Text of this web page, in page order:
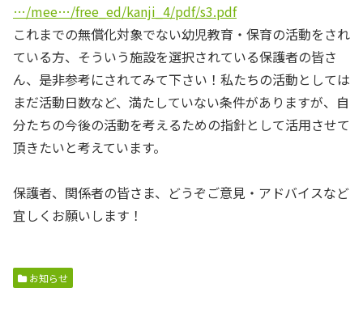
…/mee…/free_ed/kanji_4/pdf/s3.pdf
これまでの無償化対象でない幼児教育・保育の活動をされ
ている方、そういう施設を選択されている保護者の皆さ
ん、是非参考にされてみて下さい！私たちの活動としては
まだ活動日数など、満たしていない条件がありますが、自
分たちの今後の活動を考えるための指針として活用させて
頂きたいと考えています。
保護者、関係者の皆さま、どうぞご意見・アドバイスなど
宜しくお願いします！
お知らせ